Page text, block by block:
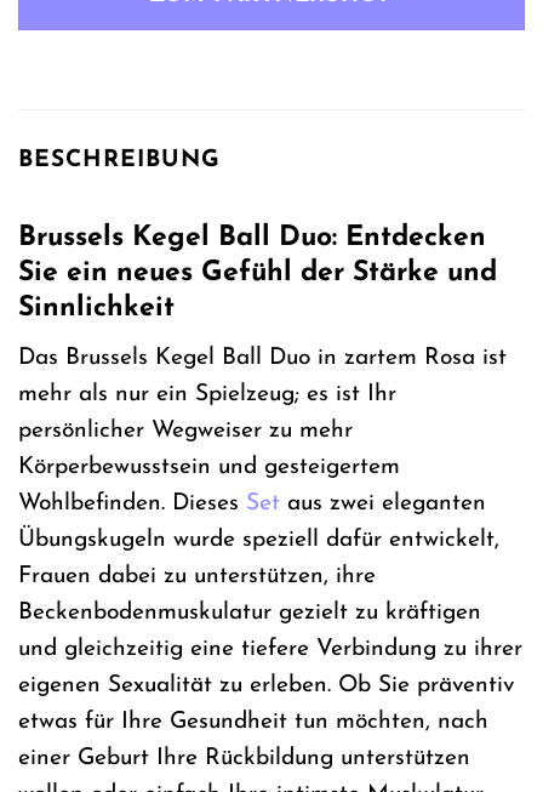
BESCHREIBUNG
Brussels Kegel Ball Duo: Entdecken
Sie ein neues Gefühl der Stärke und
Sinnlichkeit
Das Brussels Kegel Ball Duo in zartem Rosa ist
mehr als nur ein Spielzeug; es ist Ihr
persönlicher Wegweiser zu mehr
Körperbewusstsein und gesteigertem
Wohlbefinden. Dieses Set aus zwei eleganten
Übungskugeln wurde speziell dafür entwickelt,
Frauen dabei zu unterstützen, ihre
Beckenbodenmuskulatur gezielt zu kräftigen
und gleichzeitig eine tiefere Verbindung zu ihrer
eigenen Sexualität zu erleben. Ob Sie präventiv
etwas für Ihre Gesundheit tun möchten, nach
einer Geburt Ihre Rückbildung unterstützen